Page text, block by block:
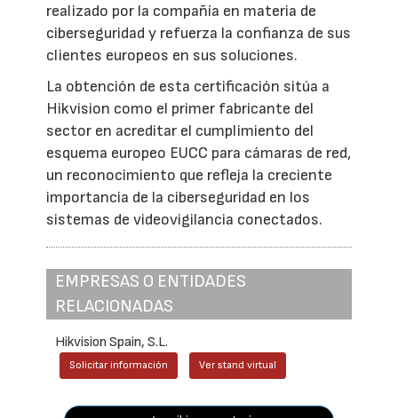
realizado por la compañía en materia de
ciberseguridad y refuerza la confianza de sus
clientes europeos en sus soluciones.
La obtención de esta certificación sitúa a
Hikvision como el primer fabricante del
sector en acreditar el cumplimiento del
esquema europeo EUCC para cámaras de red,
un reconocimiento que refleja la creciente
importancia de la ciberseguridad en los
sistemas de videovigilancia conectados.
EMPRESAS O ENTIDADES
RELACIONADAS
Hikvision Spain, S.L.
Solicitar información Ver stand virtual